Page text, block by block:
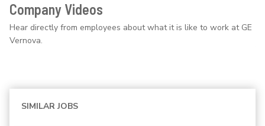
Company Videos
Hear directly from employees about what it is like to work at GE
Vernova.
SIMILAR JOBS